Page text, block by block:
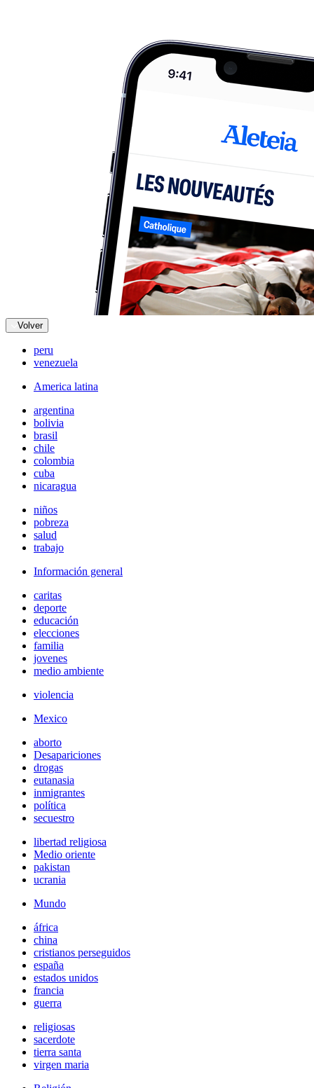
Volver
peru
venezuela
America latina
argentina
bolivia
brasil
chile
colombia
cuba
nicaragua
niños
pobreza
salud
trabajo
Información general
caritas
deporte
educación
elecciones
familia
jovenes
medio ambiente
violencia
Mexico
aborto
Desapariciones
drogas
eutanasia
inmigrantes
política
secuestro
libertad religiosa
Medio oriente
pakistan
ucrania
Mundo
áfrica
china
cristianos perseguidos
españa
estados unidos
francia
guerra
religiosas
sacerdote
tierra santa
virgen maria